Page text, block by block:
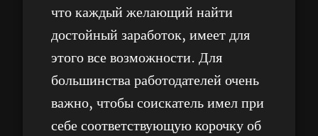
что каждый желающий найти
достойный заработок, имеет для
этого все возможности. Для
большинства работодателей очень
важно, чтобы соискатель имел при
себе соответствующую корочку об